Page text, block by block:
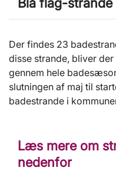
Der findes 23
disse strande, bliver
gennem hele
slutningen af maj til
badestrande i
Læs mere om
nedenfor